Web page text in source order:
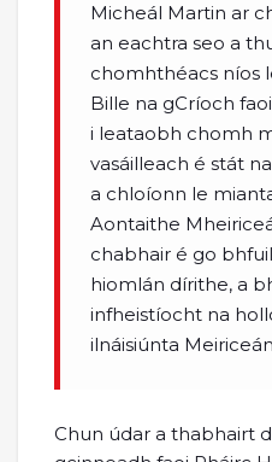
Micheál Martin ar
an eachtra seo a
chomhthéacs níos
Bille na gCríoch
i leataobh chomh
vasáilleach é stát
a chloíonn le
Aontaithe
chabhair é go
hiomlán dírithe, a
infheistíocht na
ilnáisiúnta
Chun údar a thabhairt